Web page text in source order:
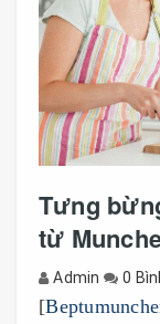
Tưng
từ
Admin 0
[